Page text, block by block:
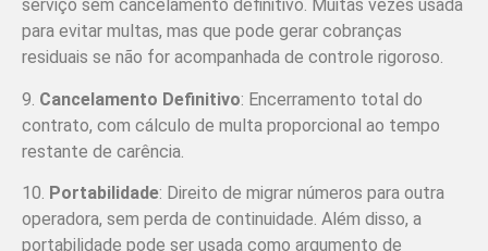
serviço sem cancelamento definitivo. Muitas vezes usada
para evitar multas, mas que pode gerar cobranças
residuais se não for acompanhada de controle rigoroso.
9. Cancelamento Definitivo: Encerramento total do
contrato, com cálculo de multa proporcional ao tempo
restante de carência.
10. Portabilidade: Direito de migrar números para outra
operadora, sem perda de continuidade. Além disso, a
portabilidade pode ser usada como argumento de